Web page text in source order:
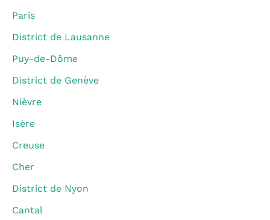
Paris
District de Lausanne
Puy-de-Dôme
District de Genève
Nièvre
Isère
Creuse
Cher
District de Nyon
Cantal